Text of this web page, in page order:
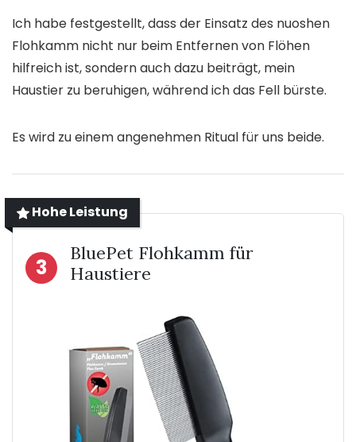
Ich habe festgestellt, dass der Einsatz des nuoshen
Flohkamm nicht nur beim Entfernen von Flöhen
hilfreich ist, sondern auch dazu beiträgt, mein
Haustier zu beruhigen, während ich das Fell bürste.
Es wird zu einem angenehmen Ritual für uns beide.
Hohe Leistung
3
BluePet Flohkamm für
Haustiere